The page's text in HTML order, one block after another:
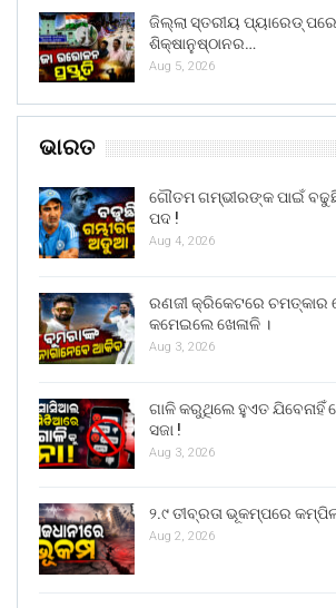
ଜିଲ୍ଲା ସ୍ତରୀୟ ପ୍ୟାରେଡ୍
ଶିକ୍ଷାନୁଷ୍ଠାନର…
Aug 5, 2026
ଭାରତ
ଗୌତମ ଗମ୍ଭୀରଙ୍କ ପାଇଁ
ପଦ !
Aug 4, 2026
ରଣଜୀ କ୍ରିକେଟରେ ଚମତ୍କାର
କମେଇଲେ ଖେଳାଳି ।
Aug 3, 2026
ଗାଳି କରୁଥିଲେ ହୁଏତ ଯିବେନାହିଁ
ସଜା !
Aug 3, 2026
୨.୯ ତୀବ୍ରତା ଭୂକମ୍ପରେ କମ୍ପିଲା
Aug 2, 2026